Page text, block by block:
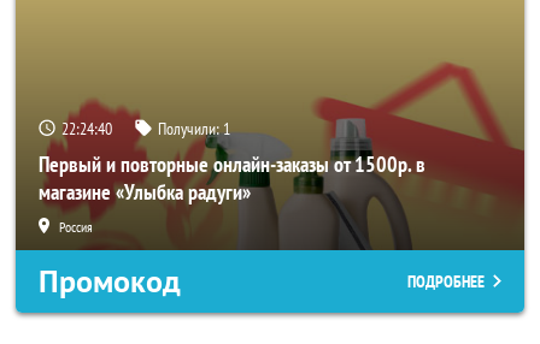
22:24:40 Получили:1
Первый и повторные онлайн-заказы от 1500р. в
магазине «Улыбка радуги»
Россия
Промокод ПОДРОБНЕЕ